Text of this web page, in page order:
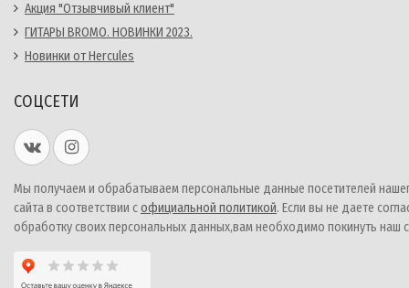
Акция "Отзывчивый клиент"
ГИТАРЫ BROMO. НОВИНКИ 2023.
Новинки от Hercules
СОЦСЕТИ
Мы получаем и обрабатываем персональные данные посетителей
сайта в соответствии софициальной политикой. Если вы не даете
обработку своих персональных данных,вам необходимо покинуть наш